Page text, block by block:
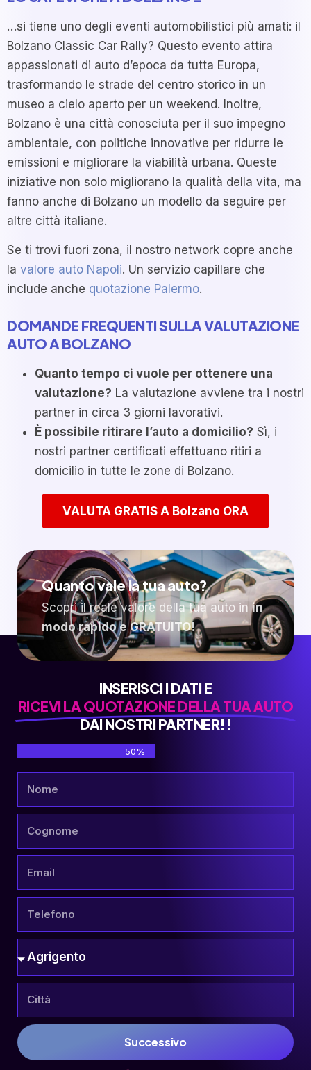
…si tiene uno degli eventi automobilistici più amati: il
Bolzano Classic Car Rally? Questo evento attira
appassionati di auto d’epoca da tutta Europa,
trasformando le strade del centro storico in un
museo a cielo aperto per un weekend. Inoltre,
Bolzano è una città conosciuta per il suo impegno
ambientale, con politiche innovative per ridurre le
emissioni e migliorare la viabilità urbana. Queste
iniziative non solo migliorano la qualità della vita, ma
fanno anche di Bolzano un modello da seguire per
altre città italiane.
Se ti trovi fuori zona, il nostro network copre anche
la valore auto Napoli. Un servizio capillare che
include anche quotazione Palermo.
DOMANDE FREQUENTI SULLA VALUTAZIONE
AUTO A BOLZANO
Quanto tempo ci vuole per ottenere una
valutazione? La valutazione avviene tra i nostri
partner in circa 3 giorni lavorativi.
È possibile ritirare l’auto a domicilio? Sì, i
nostri partner certificati effettuano ritiri a
domicilio in tutte le zone di Bolzano.
VALUTA GRATIS A Bolzano ORA
Quanto vale la tua auto?
Scopri il reale valore della tua auto inin
modo rapido e GRATUITO!
INSERISCI I DATI E
RICEVI LA QUOTAZIONE DELLA TUA AUTO
DAI NOSTRI PARTNER!!
50%
Successivo